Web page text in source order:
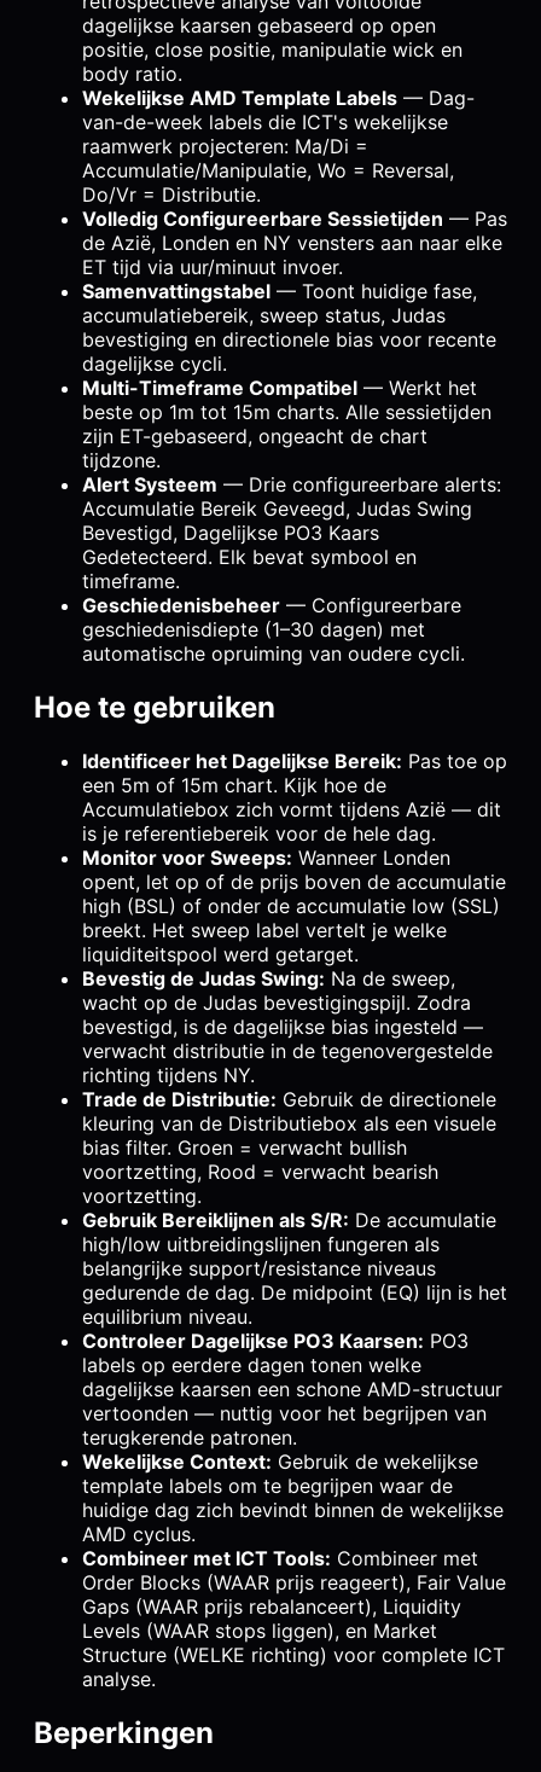
dagelijkse kaarsen gebaseerd op open
positie, close positie, manipulatie wick en
body ratio.
Wekelijkse AMD Template Labels — Dag-
van-de-week labels die ICT's wekelijkse
raamwerk projecteren: Ma/Di =
Accumulatie/Manipulatie, Wo = Reversal,
Do/Vr = Distributie.
Volledig Configureerbare Sessietijden — Pas
de Azië, Londen en NY vensters aan naar elke
ET tijd via uur/minuut invoer.
Samenvattingstabel — Toont huidige fase,
accumulatiebereik, sweep status, Judas
bevestiging en directionele bias voor recente
dagelijkse cycli.
Multi-Timeframe Compatibel — Werkt het
beste op 1m tot 15m charts. Alle sessietijden
zijn ET-gebaseerd, ongeacht de chart
tijdzone.
Alert Systeem — Drie configureerbare alerts:
Accumulatie Bereik Geveegd, Judas Swing
Bevestigd, Dagelijkse PO3 Kaars
Gedetecteerd. Elk bevat symbool en
timeframe.
Geschiedenisbeheer — Configureerbare
geschiedenisdiepte (1–30 dagen) met
automatische opruiming van oudere cycli.
Hoe te gebruiken
Identificeer het Dagelijkse Bereik: Pas toe op
een 5m of 15m chart. Kijk hoe de
Accumulatiebox zich vormt tijdens Azië — dit
is je referentiebereik voor de hele dag.
Monitor voor Sweeps: Wanneer Londen
opent, let op of de prijs boven de accumulatie
high (BSL) of onder de accumulatie low (SSL)
breekt. Het sweep label vertelt je welke
liquiditeitspool werd getarget.
Bevestig de Judas Swing: Na de sweep,
wacht op de Judas bevestigingspijl. Zodra
bevestigd, is de dagelijkse bias ingesteld —
verwacht distributie in de tegenovergestelde
richting tijdens NY.
Trade de Distributie: Gebruik de directionele
kleuring van de Distributiebox als een visuele
bias filter. Groen = verwacht bullish
voortzetting, Rood = verwacht bearish
voortzetting.
Gebruik Bereiklijnen als S/R: De accumulatie
high/low uitbreidingslijnen fungeren als
belangrijke support/resistance niveaus
gedurende de dag. De midpoint (EQ) lijn is het
equilibrium niveau.
Controleer Dagelijkse PO3 Kaarsen: PO3
labels op eerdere dagen tonen welke
dagelijkse kaarsen een schone AMD-structuur
vertoonden — nuttig voor het begrijpen van
terugkerende patronen.
Wekelijkse Context: Gebruik de wekelijkse
template labels om te begrijpen waar de
huidige dag zich bevindt binnen de wekelijkse
AMD cyclus.
Combineer met ICT Tools: Combineer met
Order Blocks (WAAR prijs reageert), Fair Value
Gaps (WAAR prijs rebalanceert), Liquidity
Levels (WAAR stops liggen), en Market
Structure (WELKE richting) voor complete ICT
analyse.
Beperkingen